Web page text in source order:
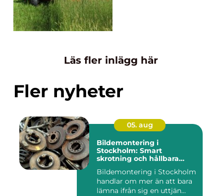
Läs fler inlägg här
Fler nyheter
05. aug
Bildemontering i
Stockholm: Smart
skrotning och hållbara
Bildemontering i Stockholm
handlar om mer än att bara
lämna ifrån sig en uttjän...